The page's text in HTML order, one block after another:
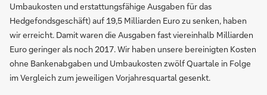
Umbaukosten und erstattungsfähige Ausgaben für das
Hedgefondsgeschäft) auf 19,5 Milliarden Euro zu senken, haben
wir erreicht. Damit waren die Ausgaben fast viereinhalb Milliarden
Euro geringer als noch 2017. Wir haben unsere bereinigten Kosten
ohne Bankenabgaben und Umbaukosten zwölf Quartale in Folge
im Vergleich zum jeweiligen Vorjahresquartal gesenkt.